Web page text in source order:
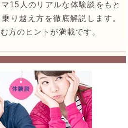
15人のリアルな体験談をもと
り越え方を徹底解説します。
方のヒントが満載です。